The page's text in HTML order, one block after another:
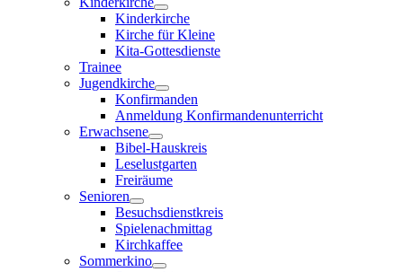
Kinderkirche
Kirche für Kleine
Kita-Gottesdienste
Trainee
Jugendkirche
Konfirmanden
Anmeldung Konfirmandenunterricht
Erwachsene
Bibel-Hauskreis
Leselustgarten
Freiräume
Senioren
Besuchsdienstkreis
Spielenachmittag
Kirchkaffee
Sommerkino